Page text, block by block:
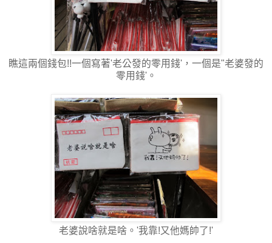
瞧這兩個錢包!!一個寫著'老公發的零用錢'，一個是"老婆發的
零用錢'。
老婆說啥就是啥。'我靠!又他媽帥了!'